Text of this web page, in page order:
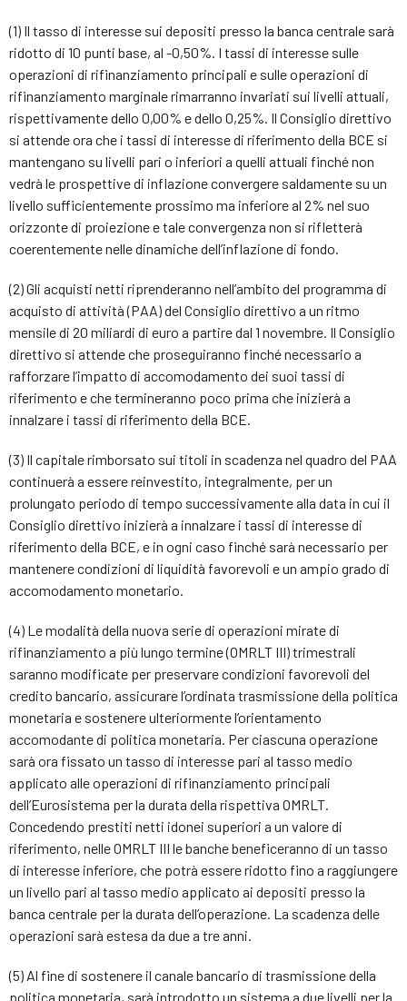
(1) Il tasso di interesse sui depositi presso la banca centrale sarà
ridotto di 10 punti base, al -0,50%. I tassi di interesse sulle
operazioni di rifinanziamento principali e sulle operazioni di
rifinanziamento marginale rimarranno invariati sui livelli attuali,
rispettivamente dello 0,00% e dello 0,25%. Il Consiglio direttivo
si attende ora che i tassi di interesse di riferimento della BCE si
mantengano su livelli pari o inferiori a quelli attuali finché non
vedrà le prospettive di inflazione convergere saldamente su un
livello sufficientemente prossimo ma inferiore al 2% nel suo
orizzonte di proiezione e tale convergenza non si rifletterà
coerentemente nelle dinamiche dell’inflazione di fondo.
(2) Gli acquisti netti riprenderanno nell’ambito del programma di
acquisto di attività (PAA) del Consiglio direttivo a un ritmo
mensile di 20 miliardi di euro a partire dal 1 novembre. Il Consiglio
direttivo si attende che proseguiranno finché necessario a
rafforzare l’impatto di accomodamento dei suoi tassi di
riferimento e che termineranno poco prima che inizierà a
innalzare i tassi di riferimento della BCE.
(3) Il capitale rimborsato sui titoli in scadenza nel quadro del PAA
continuerà a essere reinvestito, integralmente, per un
prolungato periodo di tempo successivamente alla data in cui il
Consiglio direttivo inizierà a innalzare i tassi di interesse di
riferimento della BCE, e in ogni caso finché sarà necessario per
mantenere condizioni di liquidità favorevoli e un ampio grado di
accomodamento monetario.
(4) Le modalità della nuova serie di operazioni mirate di
rifinanziamento a più lungo termine (OMRLT III) trimestrali
saranno modificate per preservare condizioni favorevoli del
credito bancario, assicurare l’ordinata trasmissione della politica
monetaria e sostenere ulteriormente l’orientamento
accomodante di politica monetaria. Per ciascuna operazione
sarà ora fissato un tasso di interesse pari al tasso medio
applicato alle operazioni di rifinanziamento principali
dell’Eurosistema per la durata della rispettiva OMRLT.
Concedendo prestiti netti idonei superiori a un valore di
riferimento, nelle OMRLT III le banche beneficeranno di un tasso
di interesse inferiore, che potrà essere ridotto fino a raggiungere
un livello pari al tasso medio applicato ai depositi presso la
banca centrale per la durata dell’operazione. La scadenza delle
operazioni sarà estesa da due a tre anni.
(5) Al fine di sostenere il canale bancario di trasmissione della
politica monetaria, sarà introdotto un sistema a due livelli per la